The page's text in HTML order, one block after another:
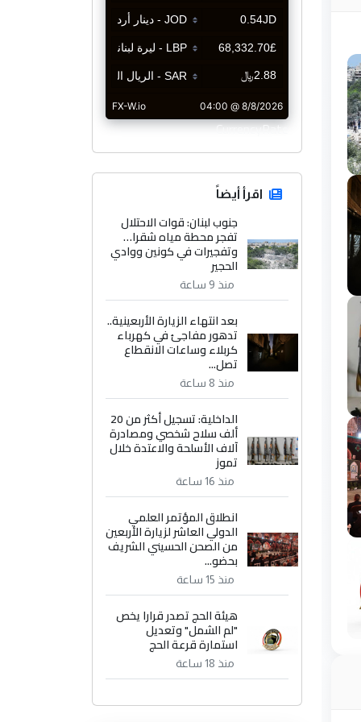
CurrencyRate
اقرأ أيضاً
جنوب لبنان: قوات الاحتلال
تفجر محطة مياه شقرا…
وتفجيرات في كونين ووادي
الحجير
منذ 9 ساعة
بعد انتهاء الزيارة الأربعينية..
تدهور مفاجئ في كهرباء
كربلاء وساعات الانقطاع
تصل...
منذ 8 ساعة
الداخلية: تسجيل أكثر من 20
ألف سلاح شخصي ومصادرة
آلاف الأسلحة والاعتدة خلال
تموز
منذ 16 ساعة
انطلاق المؤتمر العلمي
الدولي العاشر لزيارة الأربعين
من الصحن الحسيني الشريف
بحضو...
منذ 15 ساعة
هيئة الحج تصدر قرارا يخص
"لم الشمل" وتعديل
استمارة قرعة الحج
منذ 18 ساعة